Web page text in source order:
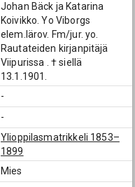
Johan Bäck ja Katarina
Koivikko. Yo Viborgs
elem.lärov. Fm/jur. yo.
Rautateiden kirjanpitäjä
Viipurissa . † siellä
13.1.1901.
-
-
Ylioppilasmatrikkeli 1853–
1899
Mies